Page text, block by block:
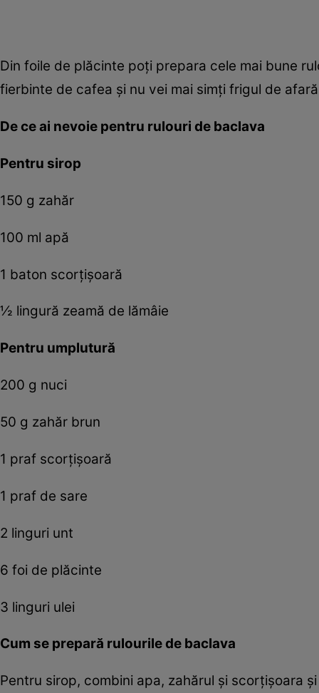
Din foile de plăcinte poţi prepara cele mai bune
fierbinte de cafea şi nu vei mai simţi frigul de
De ce ai nevoie pentru rulouri de baclava
Pentru sirop
150 g zahăr
100 ml apă
1 baton scorţişoară
½ lingură zeamă de lămâie
Pentru umplutură
200 g nuci
50 g zahăr brun
1 praf scorţişoară
1 praf de sare
2 linguri unt
6 foi de plăcinte
3 linguri ulei
Cum se prepară rulourile de baclava
Pentru sirop, combini apa, zahărul şi scorţişoara